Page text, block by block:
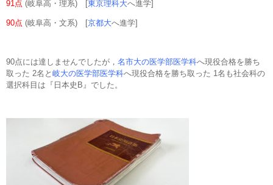
91点 (岐阜高・理系) [東京理科大へ進学]
90点 (岐阜高・文系) [京都大へ進学]
90点には達しませんでしたが， 名市大の医学部医学科へ現役合格を勝ち
取った 2名と 岐大の医学部医学科へ現役合格を勝ち取った 1名も社会科の
選択科目は『日本史B』でした。